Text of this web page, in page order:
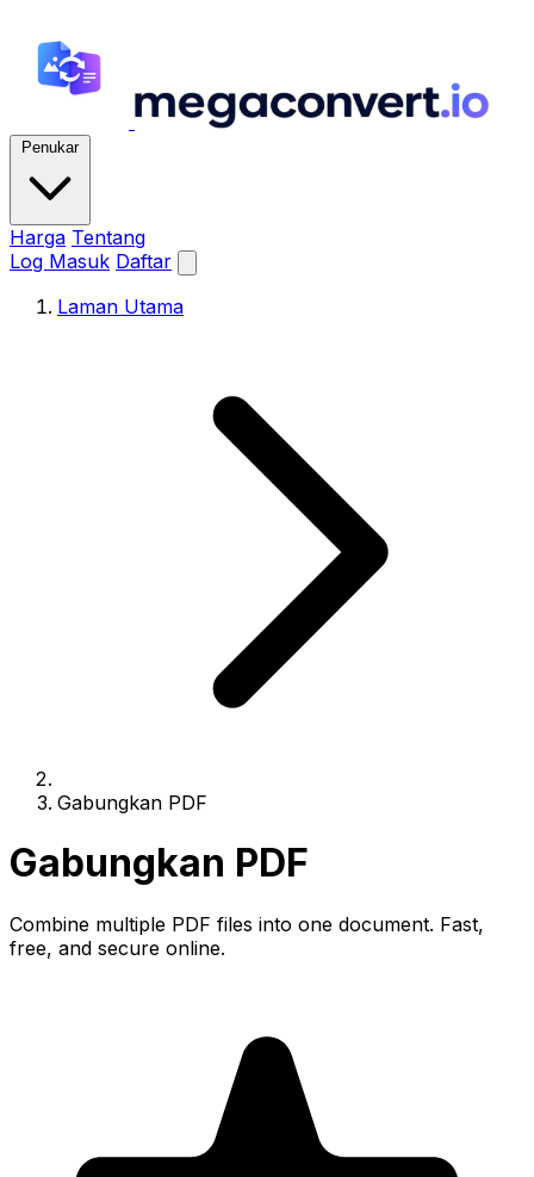
Penukar
Harga Tentang
Log Masuk Daftar
Laman Utama
Gabungkan PDF
Gabungkan PDF
Combine multiple PDF files into one document. Fast,
free, and secure online.